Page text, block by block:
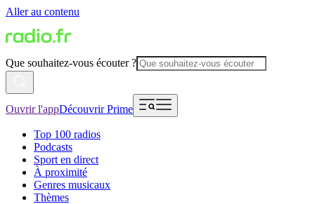
Aller au contenu
Que souhaitez-vous écouter ?
Ouvrir l'appDécouvrir Prime
Top 100 radios
Podcasts
Sport en direct
À proximité
Genres musicaux
Thèmes